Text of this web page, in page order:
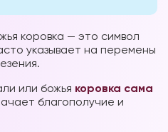
коровка — это символ
указывает на перемены
или божья коровка сама
благополучие и